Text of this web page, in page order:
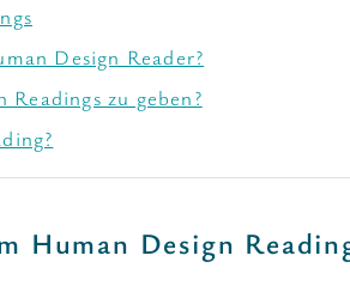
Design Reader?
zu geben?
Human Design